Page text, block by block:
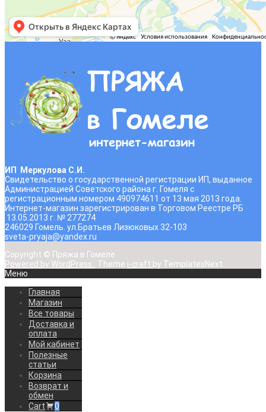
ИП Меркулова С.И.
Свидетельство о государственной регистрации ИП, выданное
Администрацией Советского района г. Гомеля с
регистрационным номером 490974611 от 13 мая 2013 года.
Интернет-магазин зарегистрирован в Торговом Реестре РБ
13.05.2013 г. № 277274
246029 Гомель. ул.Братьев Лизюковых 32-103
sveta-pryaja@yandex.ru
Copyright © Пряжа в Гомеле
Powered by WordPress , Theme i-craft by TemplatesNext.
Меню
Главная
Магазин
Все товары
Доставка и
оплата
Мой кабинет
Полезные
статьи
Корзина
Возврат и
обмен
Cart
0